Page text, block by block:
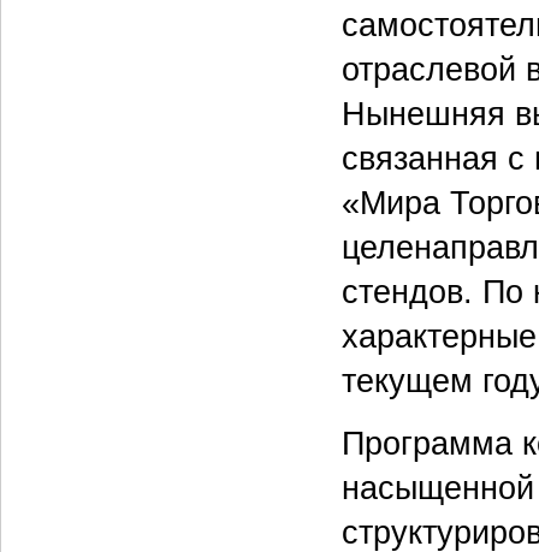
отраслевой
Нынешняя
связанная
«Мира
стендов. По
текущем
Программа
насыщенной